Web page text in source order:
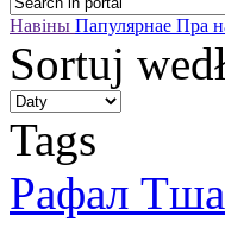
Навіны Папулярнае Пра
Sortuj
Tags
Рафал